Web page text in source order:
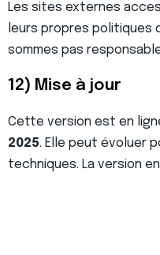
Les sites externes
leurs propres politiques
sommes pas
12) Mise à jour
Cette version est en
2025. Elle peut évoluer
techniques. La version